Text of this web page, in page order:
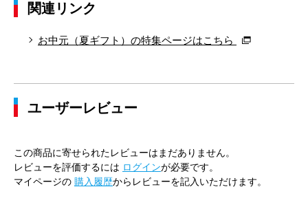
関連リンク
お中元（夏ギフト）の特集ページはこちら
ユーザーレビュー
この商品に寄せられたレビューはまだありません。
レビューを評価するには ログインが必要です。
マイページの 購入履歴からレビューを記入いただけます。